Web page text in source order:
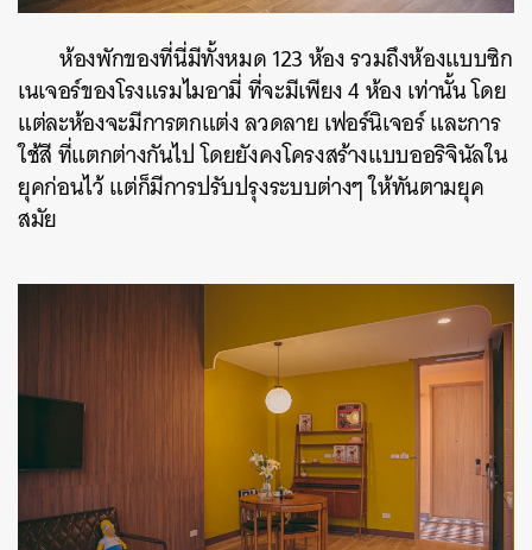
ห้องพักของที่นี่มีทั้งหมด 123 ห้อง รวมถึงห้องแบบซิก
เนเจอร์ของโรงแรมไมอามี่ ที่จะมีเพียง 4 ห้อง เท่านั้น โดย
แต่ละห้องจะมีการตกแต่ง ลวดลาย เฟอร์นิเจอร์ และการ
ใช้สี ที่แตกต่างกันไป โดยยังคงโครงสร้างแบบออริจินัลใน
ยุคก่อนไว้ แต่ก็มีการปรับปรุงระบบต่างๆ ให้ทันตามยุค
สมัย